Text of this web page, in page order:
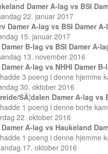
Damer A-lag vs BSI
22. januar 2017
Damer A-lag vs BSI Damer
15. januar 2017
Damer B-lag vs BSI Damer A-
13. november 2016
Damer A-lag vs NHHI Damer
3 poeng i denne hjemme
30. oktober 2016
SÃ¦dalen Damer A-lag vs
1 poeng i denne borte
22. oktober 2016
Damer A-lag vs Haukeland
1 poeng i denne hjemme
17. oktober 2016